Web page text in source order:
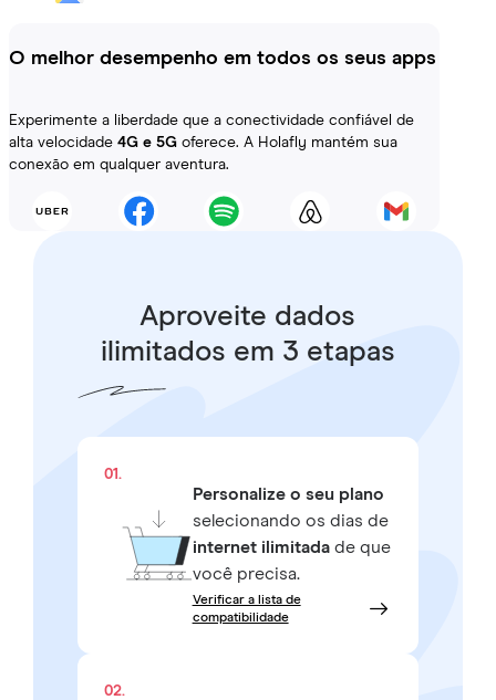
O melhor desempenho em todos os seus apps
Experimente a liberdade que a conectividade confiável de
alta velocidade 4G e 5G oferece. A Holafly mantém sua
conexão em qualquer aventura.
Aproveite dados
ilimitados em 3 etapas
01.
Personalize o seu plano
selecionando os dias de
internet ilimitadade que
você precisa.
Verificar a lista de
compatibilidade
02.